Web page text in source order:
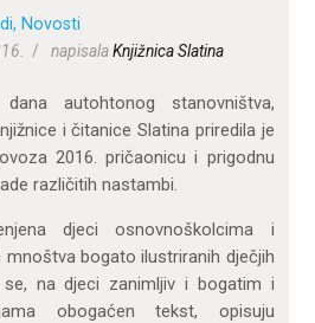
, Novosti
napisalaKnjižnica Slatina
autohtonog stanovništva,
i čitanice Slatina priredila je
2016. pričaonicu i prigodnu
različitih nastambi.
djeci osnovnoškolcima i
bogato ilustriranih dječjih
na djeci zanimljiv i bogatim i
obogaćen tekst, opisuju